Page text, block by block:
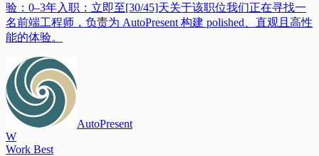
验：0–3年入职：立即至[30/45]天关于该职位我们正在寻找一
名前端工程师，负责为 AutoPresent 构建 polished、直观且高性
能的体验。
AutoPresent
W
Work Best